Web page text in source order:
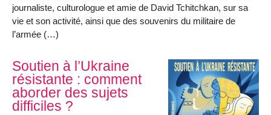
journaliste, culturologue et amie de David Tchitchkan, sur sa
vie et son activité, ainsi que des souvenirs du militaire de
l’armée (…)
Soutien à l’Ukraine
résistante : comment
aborder des sujets
difficiles ?